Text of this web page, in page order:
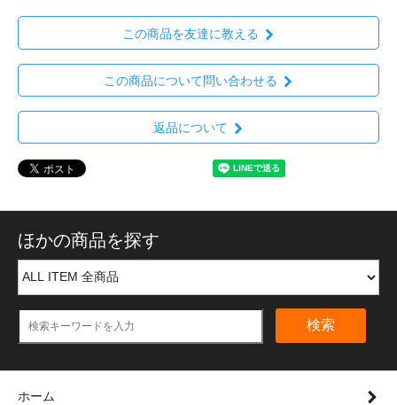
この商品を友達に教える
この商品について問い合わせる
返品について
ほかの商品を探す
検索
ホーム